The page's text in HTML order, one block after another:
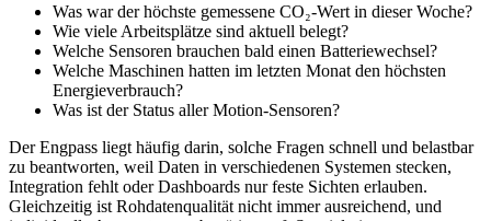
Was war der höchste gemessene CO₂-Wert in dieser Woche?
Wie viele Arbeitsplätze sind aktuell belegt?
Welche Sensoren brauchen bald einen Batteriewechsel?
Welche Maschinen hatten im letzten Monat den höchsten
Energieverbrauch?
Was ist der Status aller Motion-Sensoren?
Der Engpass liegt häufig darin, solche Fragen schnell und belastbar
zu beantworten, weil Daten in verschiedenen Systemen stecken,
Integration fehlt oder Dashboards nur feste Sichten erlauben.
Gleichzeitig ist Rohdatenqualität nicht immer ausreichend, und